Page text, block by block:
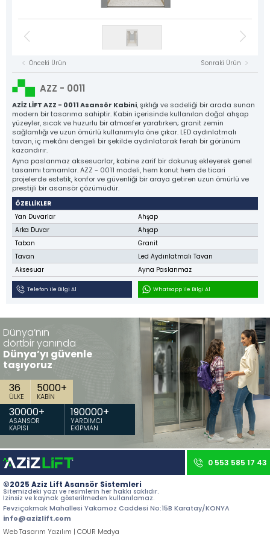
Aziz Lift
The Power Behind Every Lift
KURUMSAL
ÜRÜNLER
ÜRETİM
KALİTE
KATALOG
İLETİŞİM
NYAF Kablolar
Halat Şişeleri
Döküm Ray Tırnakları
Plastik Grubu
Asansör Yedek Parçaları
NYAF Kablolar
Flexible Kablolar
Hız Regülatörü
Gergi Kasnakları
Halat Şişeleri
Döküm Ray Tırnakları
Sac Tırnaklar
Denge Zinciri ve Aparatları
Plastik Grubu
Asansör Yedek Parçaları
Tüm Ürünler
İletişim
Önceki Ürün Sonraki Ürün
AZZ - 0011
AZİZ LİFT AZZ - 0011 Asansör Kabini, şıklığı ve sadeliği bir arada sunan
modern bir tasarıma sahiptir. Kabin içerisinde kullanılan doğal ahşap
yüzeyler, sıcak ve huzurlu bir atmosfer yaratırken; granit zemin
sağlamlığı ve uzun ömürlü kullanımıyla öne çıkar. LED aydınlatmalı
tavan, iç mekânı dengeli bir şekilde aydınlatarak ferah bir görünüm
kazandırır.
Ayna paslanmaz aksesuarlar, kabine zarif bir dokunuş ekleyerek genel
tasarımı tamamlar. AZZ - 0011 modeli, hem konut hem de ticari
projelerde estetik, konfor ve güvenliği bir araya getiren uzun ömürlü ve
prestijli bir asansör çözümüdür.
ÖZELLİKLER
Yan Duvarlar
Ahşap
Arka Duvar
Ahşap
Taban
Granit
Tavan
Led Aydınlatmalı Tavan
Aksesuar
Ayna Paslanmaz
Telefon ile Bilgi Al Whatsapp ile Bilgi Al
Dünya’nın
dörtbir yanında
Dünya’yı güvenle
taşıyoruz
36
ÜLKE
5000+
KABİN
30000+
ASANSÖR
KAPISI
190000+
YARDIMCI
EKİPMAN
0 553 585 17 43
©2025 Aziz Lift Asansör Sistemleri
Sitemizdeki yazı ve resimlerin her hakkı saklıdır.
İzinsiz ve kaynak gösterilmeden kullanılamaz.
Fevziçakmak Mahallesi Yakamoz Caddesi No:15B Karatay/KONYA
info@azizlift.com
Web Tasarım Yazılım | COUR Medya